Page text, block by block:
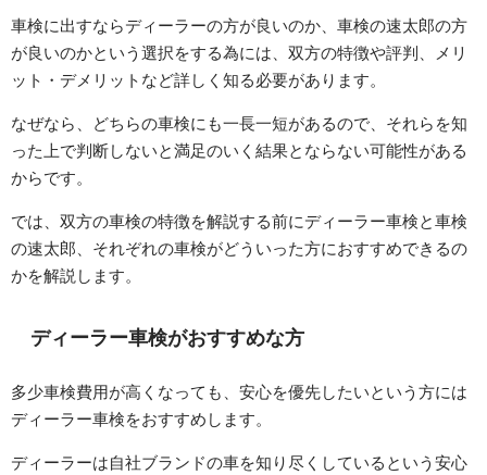
車検に出すならディーラーの方が良いのか、車検の速太郎の方
が良いのかという選択をする為には、双方の特徴や評判、メリ
ット・デメリットなど詳しく知る必要があります。
なぜなら、どちらの車検にも一長一短があるので、それらを知
った上で判断しないと満足のいく結果とならない可能性がある
からです。
では、双方の車検の特徴を解説する前にディーラー車検と車検
の速太郎、それぞれの車検がどういった方におすすめできるの
かを解説します。
ディーラー車検がおすすめな方
多少車検費用が高くなっても、安心を優先したいという方には
ディーラー車検をおすすめします。
ディーラーは自社ブランドの車を知り尽くしているという安心